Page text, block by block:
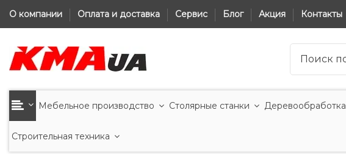
О компании Оплата и доставка Сервис Блог Акция Контакты
Мебельное производство Столярные станки Деревообработка
Строительная техника